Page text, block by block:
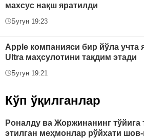
махсус нақш яратилди
Бугун 19:23
Apple компанияси бир йўла учта
Ultra маҳсулотини тақдим этади
Бугун 19:21
Кўп ўқилганлар
Роналду ва Жоржинанинг тўйига
этилган меҳмонлар рўйхати